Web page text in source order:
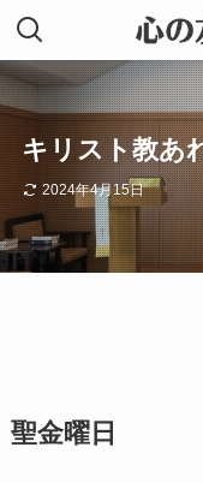
キリスト教あ
2024年4月15日
聖金曜日